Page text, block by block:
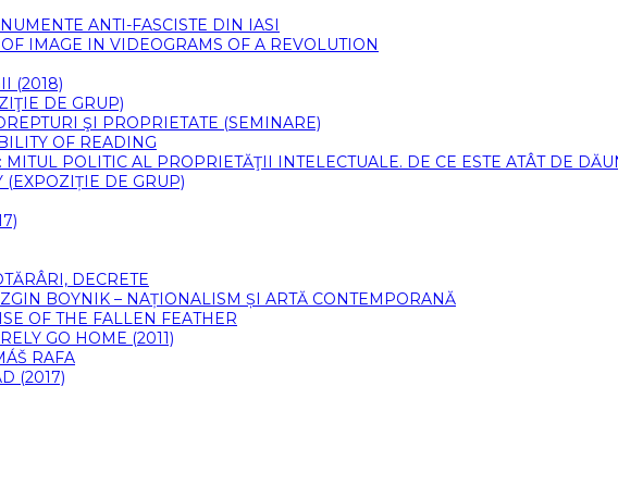
ANTI-FASCISTE DIN IASI
IMAGE IN VIDEOGRAMS OF A REVOLUTION
(2018)
DE GRUP)
ŞI PROPRIETATE (SEMINARE)
OF READING
POLITIC AL PROPRIETĂŢII INTELECTUALE. DE CE ESTE ATÂT DE
(EXPOZIȚIE DE GRUP)
DECRETE
BOYNIK – NAȚIONALISM ȘI ARTĂ CONTEMPORANĂ
OF THE FALLEN FEATHER
GO HOME (2011)
RAFA
(2017)